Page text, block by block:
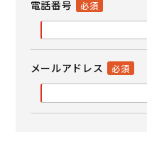
電話番号
メールアドレス